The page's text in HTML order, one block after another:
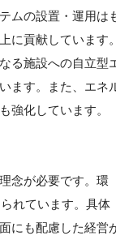
ムの設置・運用は
に貢献しています。
る施設への自立型
ます。また、エネ
強化しています。
念が必要です。環
れています。具体
にも配慮した経営